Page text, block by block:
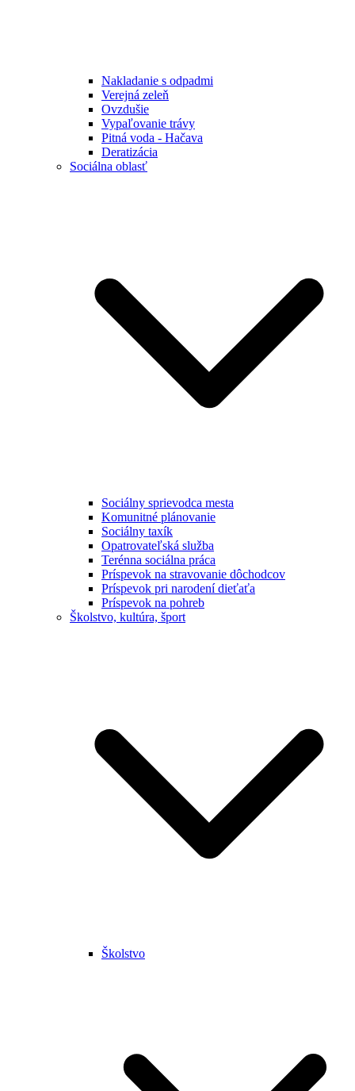
Nakladanie s odpadmi
Verejná zeleň
Ovzdušie
Vypaľovanie trávy
Pitná voda - Hačava
Deratizácia
Sociálna oblasť
Sociálny sprievodca mesta
Komunitné plánovanie
Sociálny taxík
Opatrovateľská služba
Terénna sociálna práca
Príspevok na stravovanie dôchodcov
Príspevok pri narodení dieťaťa
Príspevok na pohreb
Školstvo, kultúra, šport
Školstvo